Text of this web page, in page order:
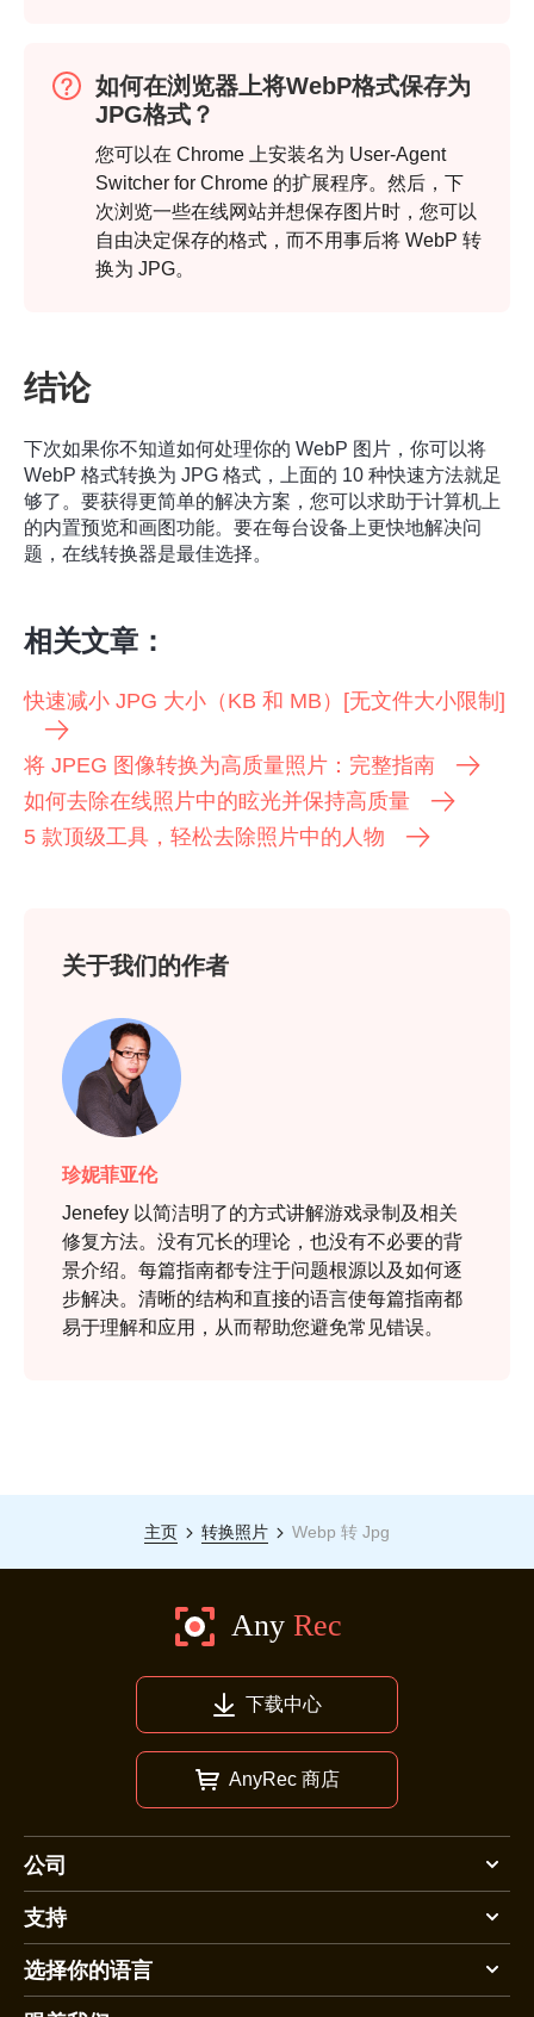
第 3 步。
步骤1。
第2步。
第 3 步。
如何在浏览器上将WebP格式保存为
JPG格式？
您可以在 Chrome 上安装名为 User-Agent
Switcher for Chrome 的扩展程序。然后，下
次浏览一些在线网站并想保存图片时，您可以
自由决定保存的格式，而不用事后将 WebP 转
换为 JPG。
结论
下次如果你不知道如何处理你的 WebP 图片，你可以将
WebP 格式转换为 JPG 格式，上面的 10 种快速方法就足
够了。要获得更简单的解决方案，您可以求助于计算机上
的内置预览和画图功能。要在每台设备上更快地解决问
题，在线转换器是最佳选择。
相关文章：
快速减小 JPG 大小（KB 和 MB）[无文件大小限制]
将 JPEG 图像转换为高质量照片：完整指南
如何去除在线照片中的眩光并保持高质量
5 款顶级工具，轻松去除照片中的人物
关于我们的作者
珍妮菲亚伦
Jenefey 以简洁明了的方式讲解游戏录制及相关
修复方法。没有冗长的理论，也没有不必要的背
景介绍。每篇指南都专注于问题根源以及如何逐
步解决。清晰的结构和直接的语言使每篇指南都
易于理解和应用，从而帮助您避免常见错误。
主页 转换照片 Webp 转 Jpg
下载中心
AnyRec 商店
公司
支持
选择你的语言